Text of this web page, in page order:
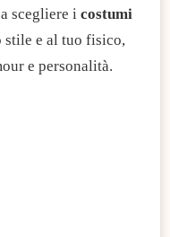
scegliere i costumi
stile e al tuo fisico,
e personalità.